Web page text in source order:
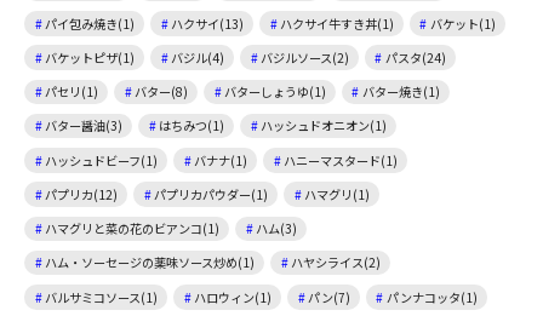
パイ包み焼き(1)
ハクサイ(13) ハクサイ牛すき丼(1)
バケット(1)
バケットピザ(1)
バジル(4) バジルソース(2)
パスタ(24)
パセリ(1)
バター(8) バターしょうゆ(1)
バター焼き(1)
バター醤油(3)
はちみつ(1)
ハッシュドオニオン(1)
ハッシュドビーフ(1)
バナナ(1)
ハニーマスタード(1)
パプリカ(12)
パプリカパウダー(1)
ハマグリ(1)
ハマグリと菜の花のビアンコ(1)
ハム(3)
ハム・ソーセージの薬味ソース炒め(1)
ハヤシライス(2)
バルサミコソース(1)
ハロウィン(1) パン(7)
パンナコッタ(1)